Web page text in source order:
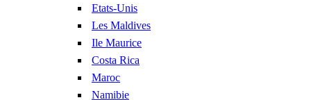
Etats-Unis
Les Maldives
Ile Maurice
Costa Rica
Maroc
Namibie